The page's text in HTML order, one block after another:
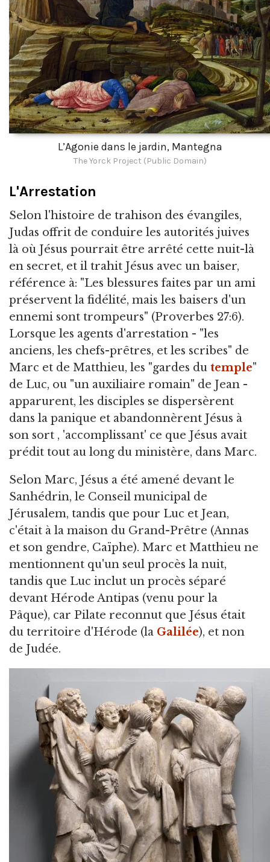
L’Agonie dans le jardin, Mantegna
The Yorck Project (Public Domain)
L'Arrestation
Selon l'histoire de trahison des évangiles,
Judas offrit de conduire les autorités juives
là où Jésus pourrait être arrêté cette nuit-là
en secret, et il trahit Jésus avec un baiser,
référence à: "Les blessures faites par un ami
préservent la fidélité, mais les baisers d'un
ennemi sont trompeurs" (Proverbes 27:6).
Lorsque les agents d'arrestation - "les
anciens, les chefs-prêtres, et les scribes" de
Marc et de Matthieu, les "gardes du temple"
de Luc, ou "un auxiliaire romain" de Jean -
apparurent, les disciples se dispersèrent
dans la panique et abandonnèrent Jésus à
son sort , 'accomplissant' ce que Jésus avait
prédit tout au long du ministère, dans Marc.
Selon Marc, Jésus a été amené devant le
Sanhédrin, le Conseil municipal de
Jérusalem, tandis que pour Luc et Jean,
c'était à la maison du Grand-Prêtre (Annas
et son gendre, Caïphe). Marc et Matthieu ne
mentionnent qu'un seul procès la nuit,
tandis que Luc inclut un procès séparé
devant Hérode Antipas (venu pour la
Pâque), car Pilate reconnut que Jésus était
du territoire d'Hérode (la Galilée), et non
de Judée.